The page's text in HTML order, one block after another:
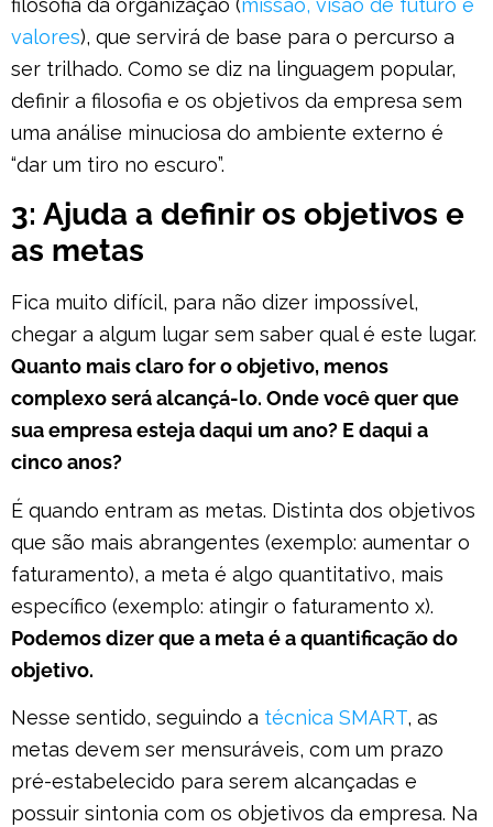
filosofia da organização (missão, visão de futuro e
valores), que servirá de base para o percurso a
ser trilhado. Como se diz na linguagem popular,
definir a filosofia e os objetivos da empresa sem
uma análise minuciosa do ambiente externo é
“dar um tiro no escuro”.
3: Ajuda a definir os objetivos e
as metas
Fica muito difícil, para não dizer impossível,
chegar a algum lugar sem saber qual é este lugar.
Quanto mais claro for o objetivo, menos
complexo será alcançá-lo. Onde você quer que
sua empresa esteja daqui um ano? E daqui a
cinco anos?
É quando entram as metas. Distinta dos objetivos
que são mais abrangentes (exemplo: aumentar o
faturamento), a meta é algo quantitativo, mais
específico (exemplo: atingir o faturamento x).
Podemos dizer que a meta é a quantificação do
objetivo.
Nesse sentido, seguindo a técnica SMART, as
metas devem ser mensuráveis, com um prazo
pré-estabelecido para serem alcançadas e
possuir sintonia com os objetivos da empresa. Na